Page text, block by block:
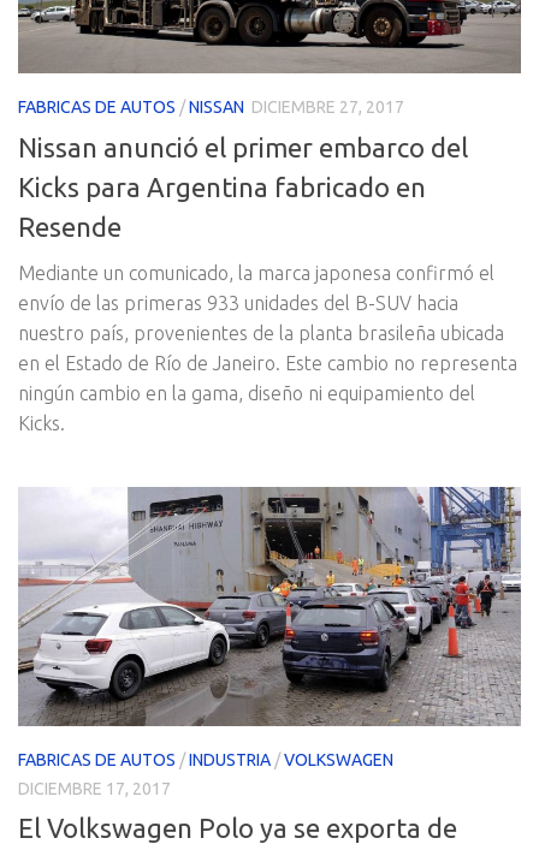
FABRICAS DE AUTOS /NISSAN DICIEMBRE 27, 2017
Nissan anunció el primer embarco del
Kicks para Argentina fabricado en
Resende
Mediante un comunicado, la marca japonesa confirmó el
envío de las primeras 933 unidades del B-SUV hacia
nuestro país, provenientes de la planta brasileña ubicada
en el Estado de Río de Janeiro. Este cambio no representa
ningún cambio en la gama, diseño ni equipamiento del
Kicks.
FABRICAS DE AUTOS /INDUSTRIA /VOLKSWAGEN
DICIEMBRE 17, 2017
El Volkswagen Polo ya se exporta de